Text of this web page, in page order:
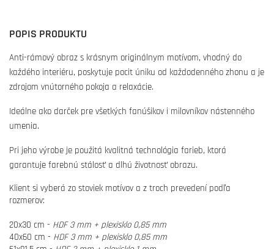
POPIS PRODUKTU
Anti-rámový obraz s krásnym originálnym motívom, vhodný do
každého interiéru, poskytuje pocit úniku od každodenného zhonu a je
zdrojom vnútorného pokoja a relaxácie.
Ideálne ako darček pre všetkých fanúšikov i milovníkov nástenného
umenia.
Pri jeho výrobe je použitá kvalitná technológia farieb, ktorá
garantuje farebnú stálosť a dlhú životnosť obrazu.
Klient si vyberá zo stoviek motívov a z troch prevedení podľa
rozmerov:
20x30 cm - HDF 3 mm + plexisklo 0,85 mm
40x60 cm - HDF 3 mm + plexisklo 0,85 mm